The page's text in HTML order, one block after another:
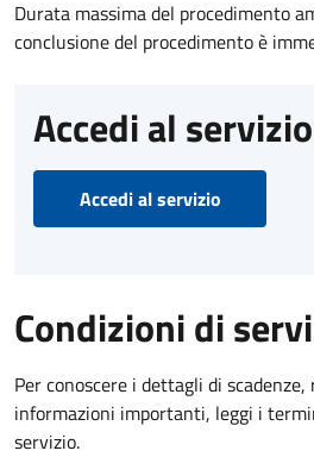
Durata massima del procedimento
conclusione del procedimento è
Accedi al servizio
Accedi al servizio
Condizioni di
Per conoscere i dettagli di
informazioni importanti, leggi i
servizio.